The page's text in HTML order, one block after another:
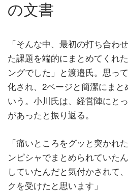
の文書
「そんな中、最初の打ち合わ
た課題を端的にまとめてくれ
ングでした」と渡邉氏。思っ
化され、2ページと簡潔にまと
いう。小川氏は、経営陣にと
があったと振り返る。
「痛いところをグッと突かれ
ンピシャでまとめられていた
していたんだと気付かされて
クを受けたと思います」